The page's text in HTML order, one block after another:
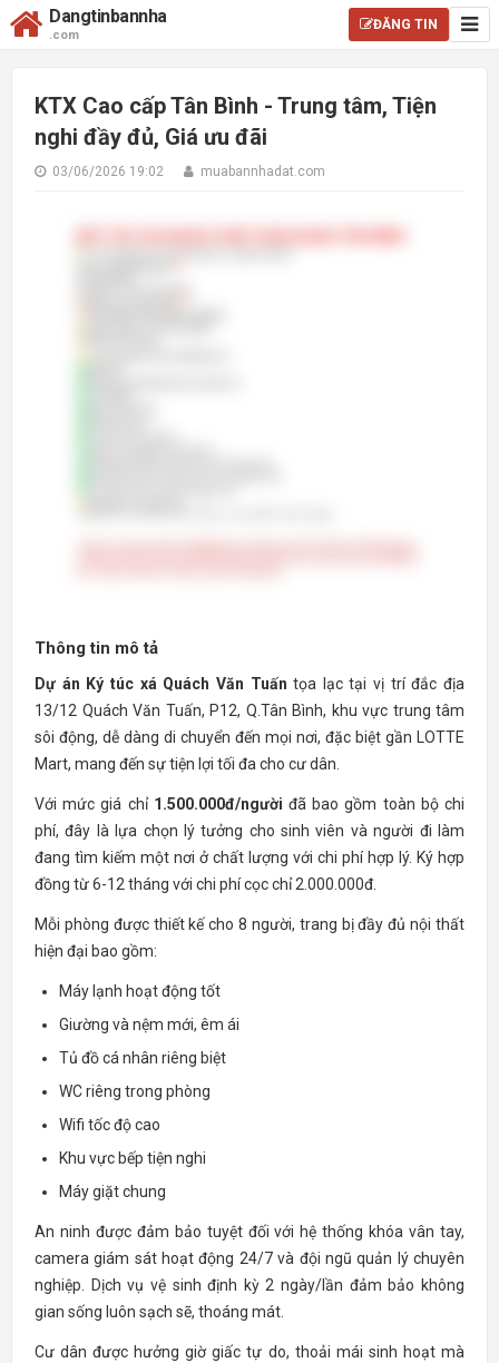
Dangtinbannha
.com
ĐĂNG TIN
KTX Cao cấp Tân Bình - Trung tâm, Tiện
nghi đầy đủ, Giá ưu đãi
03/06/2026 19:02 muabannhadat.com
Thông tin mô tả
Dự án Ký túc xá Quách Văn Tuấn tọa lạc tại vị trí đắc địa
13/12 Quách Văn Tuấn, P12, Q.Tân Bình, khu vực trung tâm
sôi động, dễ dàng di chuyển đến mọi nơi, đặc biệt gần LOTTE
Mart, mang đến sự tiện lợi tối đa cho cư dân.
Với mức giá chỉ 1.500.000đ/người đã bao gồm toàn bộ chi
phí, đây là lựa chọn lý tưởng cho sinh viên và người đi làm
đang tìm kiếm một nơi ở chất lượng với chi phí hợp lý. Ký hợp
đồng từ 6-12 tháng với chi phí cọc chỉ 2.000.000đ.
Mỗi phòng được thiết kế cho 8 người, trang bị đầy đủ nội thất
hiện đại bao gồm:
Máy lạnh hoạt động tốt
Giường và nệm mới, êm ái
Tủ đồ cá nhân riêng biệt
WC riêng trong phòng
Wifi tốc độ cao
Khu vực bếp tiện nghi
Máy giặt chung
An ninh được đảm bảo tuyệt đối với hệ thống khóa vân tay,
camera giám sát hoạt động 24/7 và đội ngũ quản lý chuyên
nghiệp. Dịch vụ vệ sinh định kỳ 2 ngày/lần đảm bảo không
gian sống luôn sạch sẽ, thoáng mát.
Cư dân được hưởng giờ giấc tự do, thoải mái sinh hoạt mà